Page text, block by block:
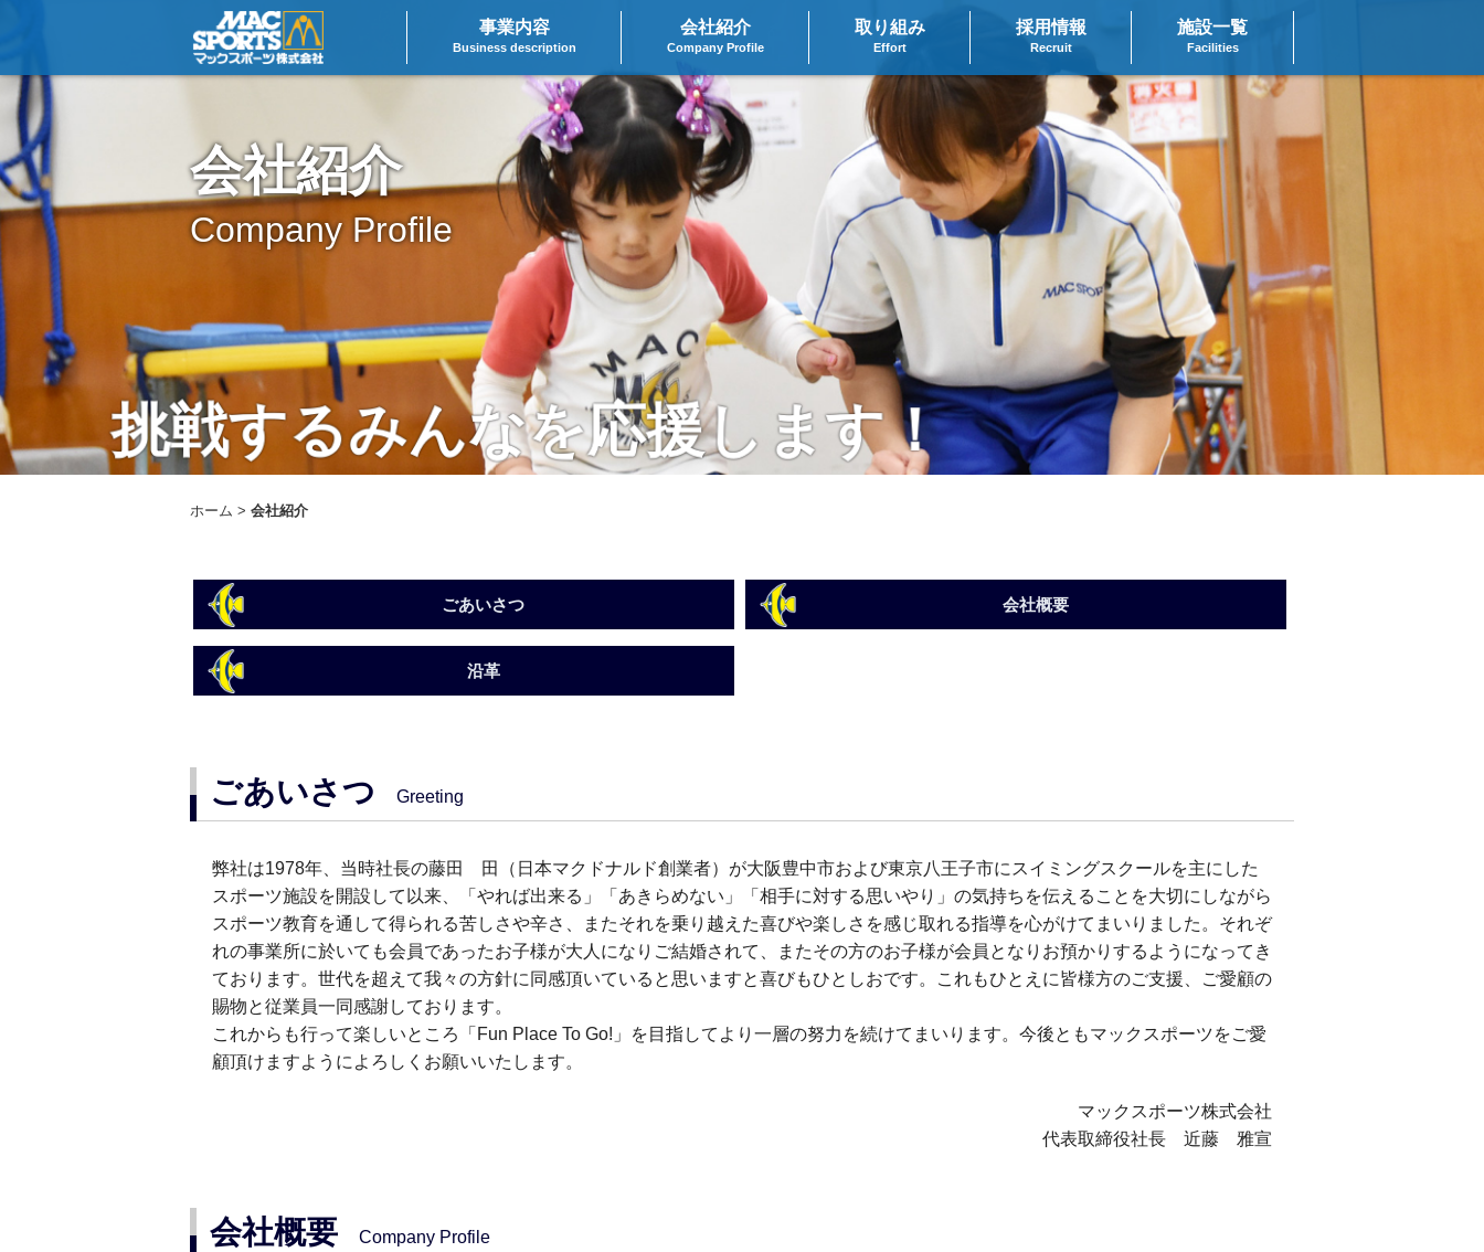
事業内容
Business description
会社紹介
Company Profile
取り組み
Effort
採用情報
Recruit
施設一覧
Facilities
会社紹介
Company Profile
挑戦するみんなを応援します！
ホーム 会社紹介
ごあいさつ 会社概要
沿革
ごあいさつ Greeting
弊社は1978年、当時社長の藤田 田（日本マクドナルド創業者）が大阪豊中市および東京八王子市にスイミングスクールを主にした
スポーツ施設を開設して以来、「やれば出来る」「あきらめない」「相手に対する思いやり」の気持ちを伝えることを大切にしながら
スポーツ教育を通して得られる苦しさや辛さ、またそれを乗り越えた喜びや楽しさを感じ取れる指導を心がけてまいりました。それぞ
れの事業所に於いても会員であったお子様が大人になりご結婚されて、またその方のお子様が会員となりお預かりするようになってき
ております。世代を超えて我々の方針に同感頂いていると思いますと喜びもひとしおです。これもひとえに皆様方のご支援、ご愛顧の
賜物と従業員一同感謝しております。
これからも行って楽しいところ「Fun Place To Go!」を目指してより一層の努力を続けてまいります。今後ともマックスポーツをご愛
顧頂けますようによろしくお願いいたします。
マックスポーツ株式会社
代表取締役社長 近藤 雅宣
会社概要 Company Profile